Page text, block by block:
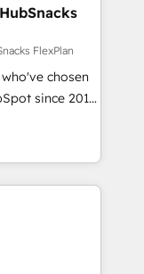
and
our bright
we
us
FlexPlan
chosen
since 2014
value...
fixing existing
|
project... ⬅️
Kickstart
in the center